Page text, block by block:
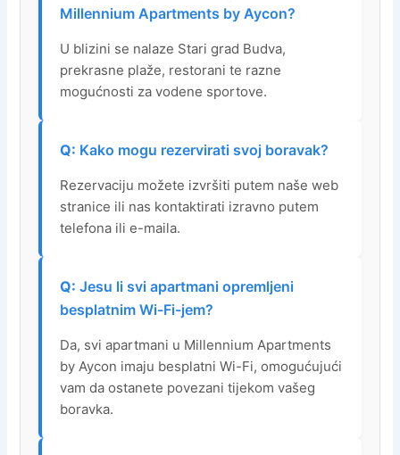
Millennium Apartments by Aycon?
U blizini se nalaze Stari grad Budva,
prekrasne plaže, restorani te razne
mogućnosti za vodene sportove.
Kako mogu rezervirati svoj boravak?
Rezervaciju možete izvršiti putem naše web
stranice ili nas kontaktirati izravno putem
telefona ili e-maila.
Jesu li svi apartmani opremljeni
besplatnim Wi-Fi-jem?
Da, svi apartmani u Millennium Apartments
by Aycon imaju besplatni Wi-Fi, omogućujući
vam da ostanete povezani tijekom vašeg
boravka.